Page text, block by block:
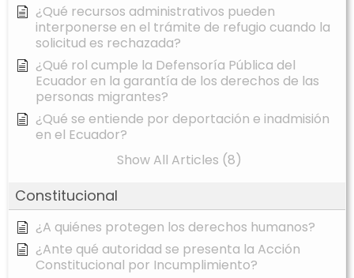
¿Qué recursos administrativos pueden
interponerse en el trámite de refugio cuando la
solicitud es rechazada?
¿Qué rol cumple la Defensoría Pública del
Ecuador en la garantía de los derechos de las
personas migrantes?
¿Qué se entiende por deportación e inadmisión
en el Ecuador?
Show All Articles (8)
Constitucional
¿A quiénes protegen los derechos humanos?
¿Ante qué autoridad se presenta la Acción
Constitucional por Incumplimiento?